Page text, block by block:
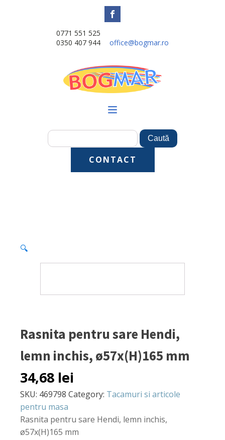
0771 551 525
0350 407 944
office@bogmar.ro
CONTACT
🔍
Rasnita pentru sare Hendi,
lemn inchis, ø57x(H)165 mm
34,68 lei
SKU: 469798 Category: Tacamuri si articole
pentru masa
Rasnita pentru sare Hendi, lemn inchis,
ø57x(H)165 mm